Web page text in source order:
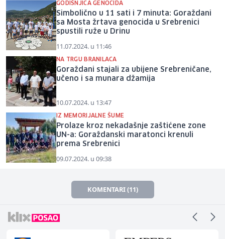
GODIŠNJICA GENOCIDA
Simbolično u 11 sati i 7 minuta: Goraždani
sa Mosta žrtava genocida u Srebrenici
spustili ruže u Drinu
11.07.2024. u 11:46
NA TRGU BRANILACA
Goraždani stajali za ubijene Srebreničane,
učeno i sa munara džamija
10.07.2024. u 13:47
IZ MEMORIJALNE ŠUME
Prolaze kroz nekadašnje zaštićene zone
UN-a: Goraždanski maratonci krenuli
prema Srebrenici
09.07.2024. u 09:38
KOMENTARI (11)